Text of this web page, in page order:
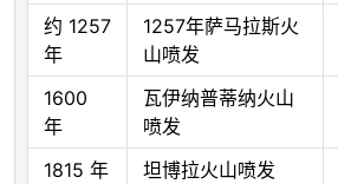
约 1257
年
1257年萨马拉斯火
山喷发
1600
年
瓦伊纳普蒂纳火山
喷发
1815 年
坦博拉火山喷发